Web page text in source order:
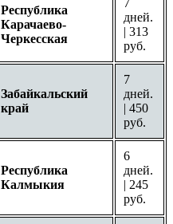
Республика
Карачаево-
Черкесская
дней.
| 313
руб.
Забайкальский
край
7
дней.
| 450
руб.
Республика
Калмыкия
6
дней.
| 245
руб.